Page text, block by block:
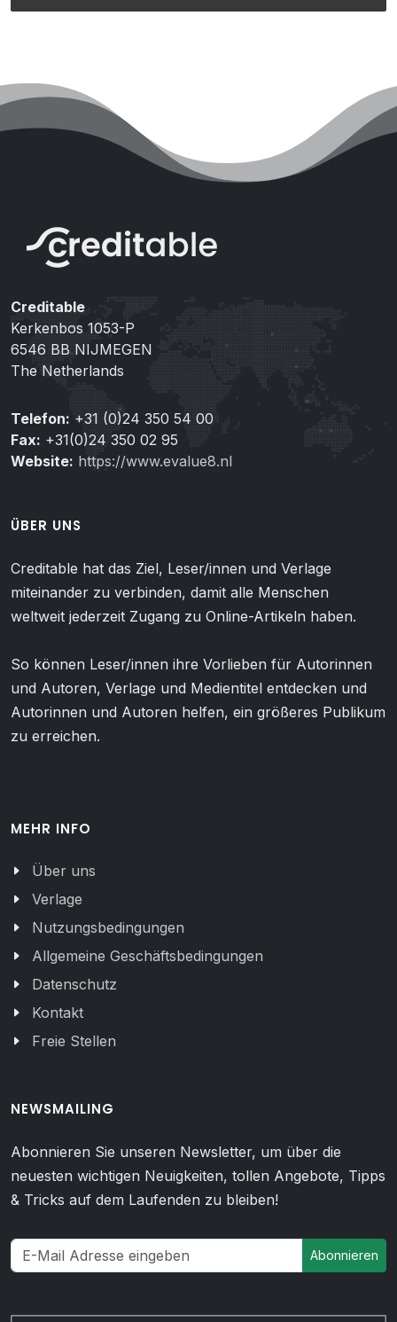
Creditable
Kerkenbos 1053-P
6546 BB NIJMEGEN
The Netherlands
Telefon: +31 (0)24 350 54 00
Fax: +31(0)24 350 02 95
Website: https://www.evalue8.nl
ÜBER UNS
Creditable hat das Ziel, Leser/innen und Verlage
miteinander zu verbinden, damit alle Menschen
weltweit jederzeit Zugang zu Online-Artikeln haben.
So können Leser/innen ihre Vorlieben für Autorinnen
und Autoren, Verlage und Medientitel entdecken und
Autorinnen und Autoren helfen, ein größeres Publikum
zu erreichen.
MEHR INFO
Über uns
Verlage
Nutzungsbedingungen
Allgemeine Geschäftsbedingungen
Datenschutz
Kontakt
Freie Stellen
NEWSMAILING
Abonnieren Sie unseren Newsletter, um über die
neuesten wichtigen Neuigkeiten, tollen Angebote, Tipps
& Tricks auf dem Laufenden zu bleiben!
Abonnieren